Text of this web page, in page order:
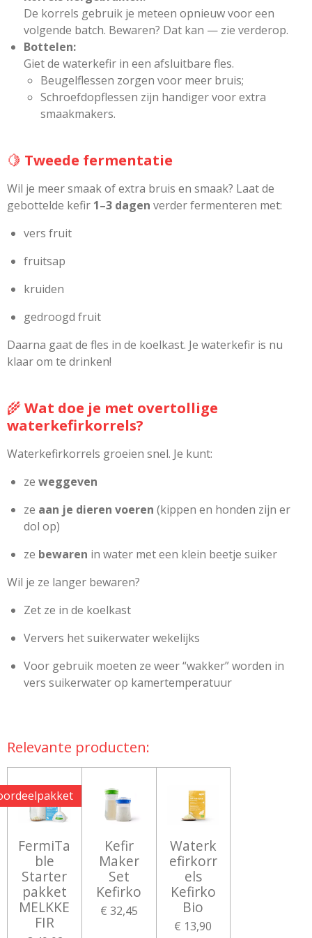
De korrels gebruik je meteen opnieuw voor een
volgende batch. Bewaren? Dat kan — zie verderop.
Bottelen:
Giet de waterkefir in een afsluitbare fles.
Beugelflessen zorgen voor meer bruis;
Schroefdopflessen zijn handiger voor extra
smaakmakers.
🍋 Tweede fermentatie
Wil je meer smaak of extra bruis en smaak? Laat de
gebottelde kefir 1–3 dagen verder fermenteren met:
vers fruit
fruitsap
kruiden
gedroogd fruit
Daarna gaat de fles in de koelkast. Je waterkefir is nu
klaar om te drinken!
🌾 Wat doe je met overtollige
waterkefirkorrels?
Waterkefirkorrels groeien snel. Je kunt:
ze weggeven
ze aan je dieren voeren (kippen en honden zijn er
dol op)
ze bewaren in water met een klein beetje suiker
Wil je ze langer bewaren?
Zet ze in de koelkast
Ververs het suikerwater wekelijks
Voor gebruik moeten ze weer “wakker” worden in
vers suikerwater op kamertemperatuur
Relevante producten:
FermiTa
ble
Starter
pakket
MELKKE
FIR
Kefir
Maker
Set
Kefirko
€ 32,45
Waterk
efirkorr
els
Kefirko
Bio
€ 13,90